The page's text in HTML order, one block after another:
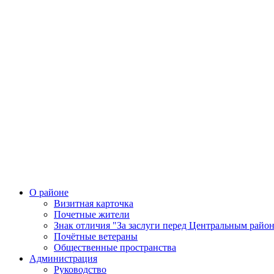
О районе
Визитная карточка
Почетные жители
Знак отличия "За заслуги перед Центральным
Почётные ветераны
Общественные пространства
Администрация
Руководство